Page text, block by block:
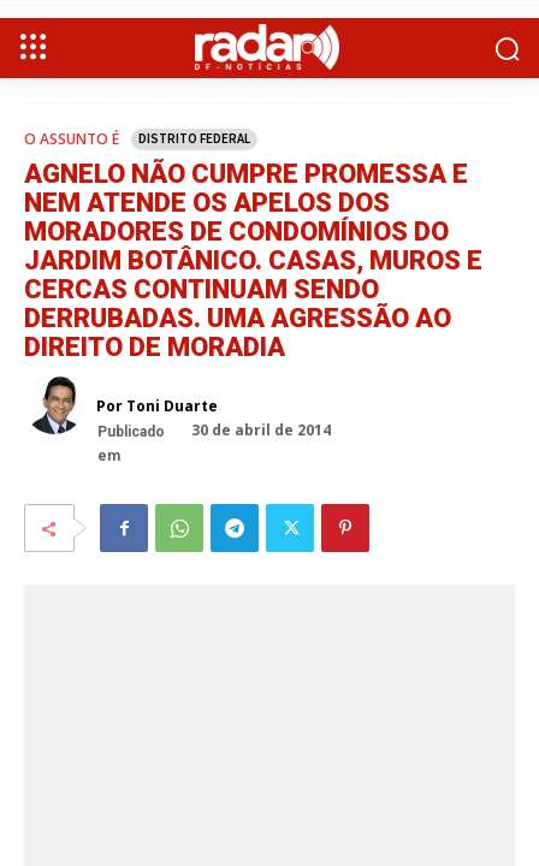
O ASSUNTO É DISTRITO FEDERAL
AGNELO NÃO CUMPRE PROMESSA E
NEM ATENDE OS APELOS DOS
MORADORES DE CONDOMÍNIOS DO
JARDIM BOTÂNICO. CASAS, MUROS E
CERCAS CONTINUAM SENDO
DERRUBADAS. UMA AGRESSÃO AO
DIREITO DE MORADIA
Por Toni Duarte
Publicado
em
30 de abril de 2014